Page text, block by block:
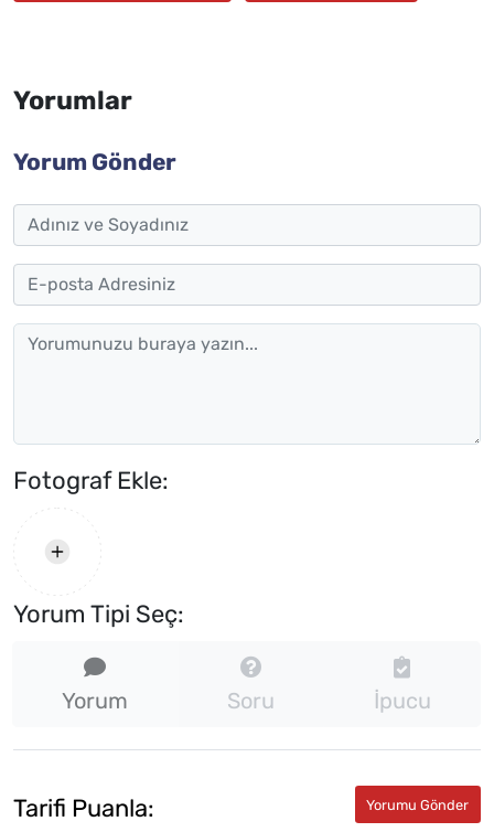
Yorumlar
Yorum Gönder
Fotograf Ekle:
Yorum Tipi Seç:
Yorum Soru İpucu
Tarifi Puanla: